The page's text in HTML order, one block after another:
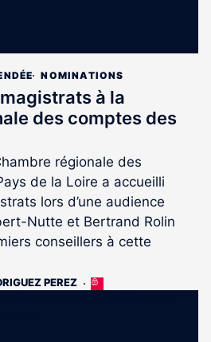
NOMINATIONS
à la
des comptes des
régionale des
de la Loire a accueilli
lors d’une audience
Nutte et Bertrand Rolin
conseillers à cette
PEREZ
Cet